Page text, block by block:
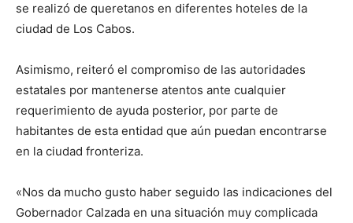
se realizó de queretanos en diferentes hoteles de la
ciudad de Los Cabos.
Asimismo, reiteró el compromiso de las autoridades
estatales por mantenerse atentos ante cualquier
requerimiento de ayuda posterior, por parte de
habitantes de esta entidad que aún puedan encontrarse
en la ciudad fronteriza.
«Nos da mucho gusto haber seguido las indicaciones del
Gobernador Calzada en una situación muy complicada